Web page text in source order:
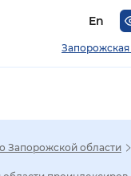
En
Запорожская
Запорожской области